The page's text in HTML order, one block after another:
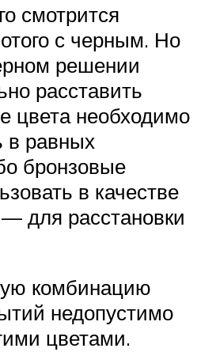
смотрится
с черным. Но
решении
расставить
цвета необходимо
в равных
бронзовые
в качестве
для расстановки
комбинацию
недопустимо
цветами.